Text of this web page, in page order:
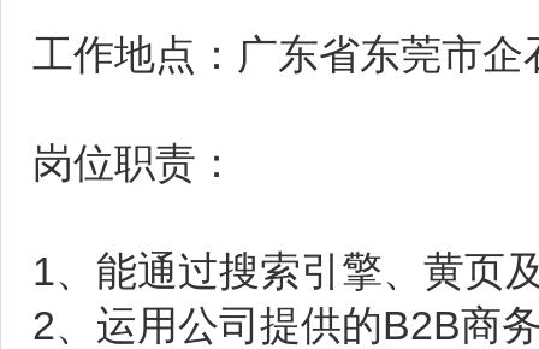
工作地点：广东省东莞市企
岗位职责：
1、能通过搜索引擎、黄页
2、运用公司提供的B2B商